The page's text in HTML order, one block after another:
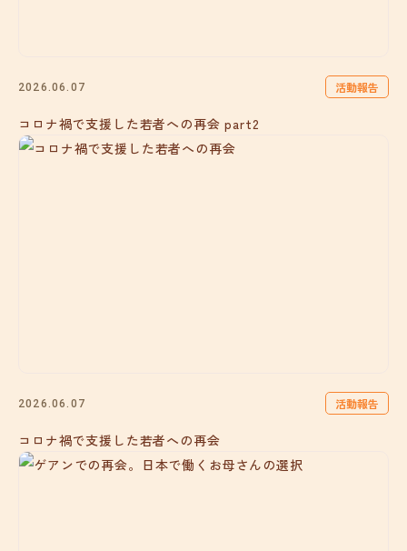
2026.06.07 活動報告
コロナ禍で支援した若者への再会 part2
2026.06.07 活動報告
コロナ禍で支援した若者への再会